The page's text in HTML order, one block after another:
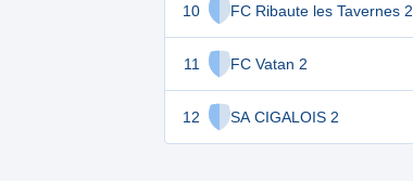
10 FC Ribaute les Tavernes 2
11 FC Vatan 2
12 SA CIGALOIS 2